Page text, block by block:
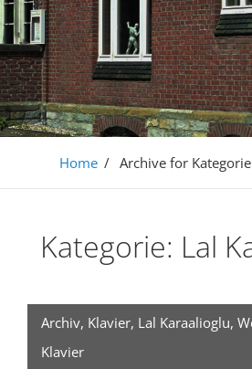
Home / Archive for
Kategorie: Lal
Archiv, Klavier, Lal Karaalioglu,
Klavier